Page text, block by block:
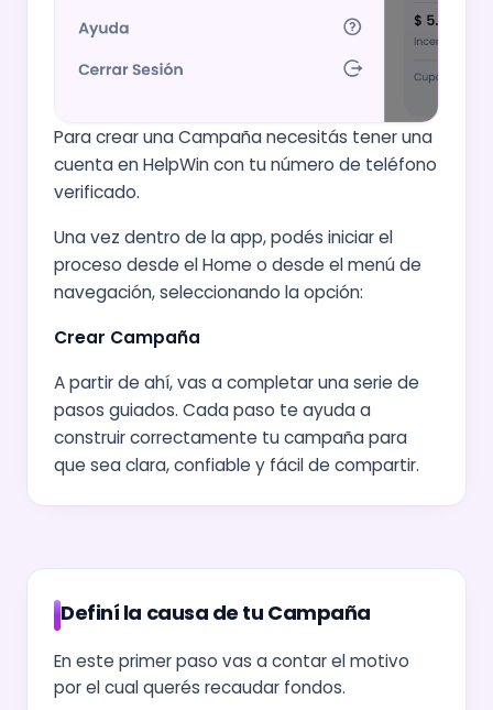
Para crear una Campaña necesitás tener una
cuenta en HelpWin con tu número de teléfono
verificado.
Una vez dentro de la app, podés iniciar el
proceso desde el Home o desde el menú de
navegación, seleccionando la opción:
Crear Campaña
A partir de ahí, vas a completar una serie de
pasos guiados. Cada paso te ayuda a
construir correctamente tu campaña para
que sea clara, confiable y fácil de compartir.
Definí la causa de tu Campaña
En este primer paso vas a contar el motivo
por el cual querés recaudar fondos.